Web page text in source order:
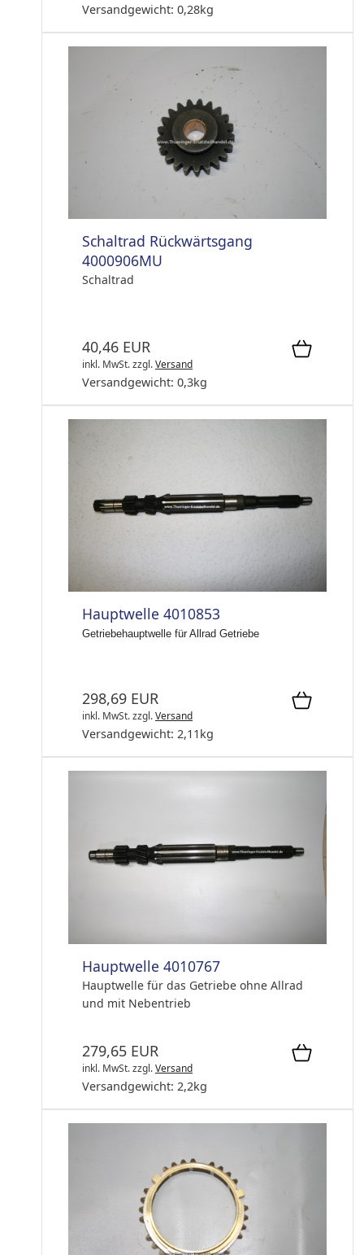
Versandgewicht: 0,28kg
Schaltrad Rückwärtsgang
4000906MU
Schaltrad
40,46 EUR
inkl. MwSt.zzgl.Versand
Versandgewicht: 0,3kg
Hauptwelle 4010853
Getriebehauptwelle für Allrad Getriebe
298,69 EUR
inkl. MwSt.zzgl.Versand
Versandgewicht: 2,11 kg
Hauptwelle 4010767
Hauptwelle für das Getriebe ohne Allrad
und mit Nebentrieb
279,65 EUR
inkl. MwSt.zzgl.Versand
Versandgewicht: 2,2kg